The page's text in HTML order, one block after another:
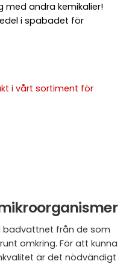
med andra kemikalier!
i spabadet för
i vårt sortiment för
badvattnet från de som
omkring. För att kunna
är det nödvändigt